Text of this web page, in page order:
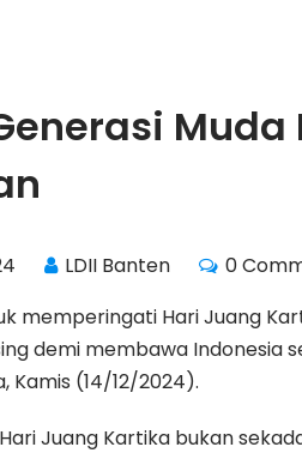
LDII Banten 0
memperingati Hari Juang
demi membawa Indonesia
Kamis (14/12/2024).
Juang Kartika bukan